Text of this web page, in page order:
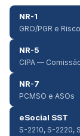
NR-1
GRO/PGR e
NR-5
CIPA —
NR-7
PCMSO e ASOs
eSocial SST
S-2210, S-2220,